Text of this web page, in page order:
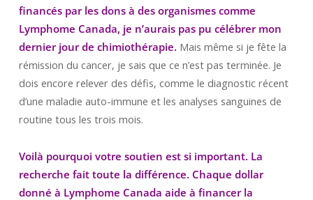
financés par les dons à des organismes comme
Lymphome Canada, je n’aurais pas pu célébrer mon
dernier jour de chimiothérapie. Mais même si je fête la
rémission du cancer, je sais que ce n’est pas terminée. Je
dois encore relever des défis, comme le diagnostic récent
d’une maladie auto-immune et les analyses sanguines de
routine tous les trois mois.
Voilà pourquoi votre soutien est si important. La
recherche fait toute la différence. Chaque dollar
donné à Lymphome Canada aide à financer la